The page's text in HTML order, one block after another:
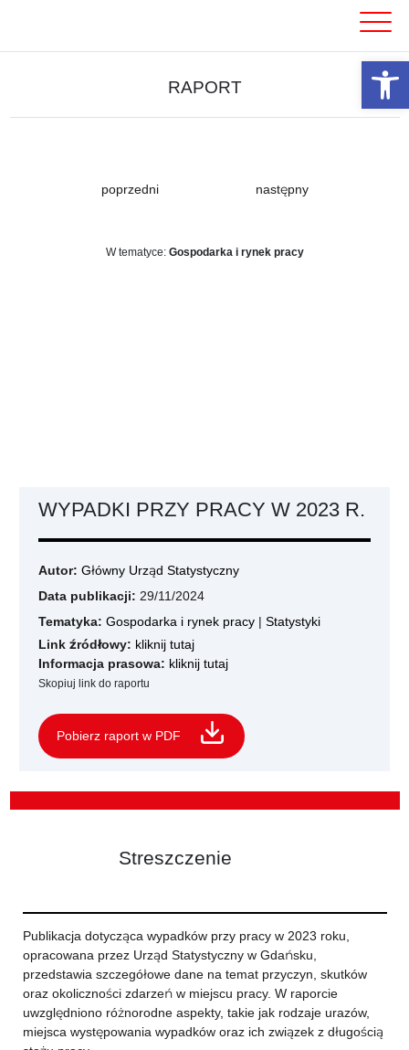
RAPORT
poprzedni następny
W tematyce: Gospodarka i rynek pracy
WYPADKI PRZY PRACY W 2023 R.
Autor: Główny Urząd Statystyczny
Data publikacji: 29/11/2024
Tematyka: Gospodarka i rynek pracy | Statystyki
Link źródłowy: kliknij tutaj
Informacja prasowa: kliknij tutaj
Skopiuj link do raportu
Pobierz raport w PDF
Streszczenie
Publikacja dotycząca wypadków przy pracy w 2023 roku,
opracowana przez Urząd Statystyczny w Gdańsku,
przedstawia szczegółowe dane na temat przyczyn, skutków
oraz okoliczności zdarzeń w miejscu pracy. W raporcie
uwzględniono różnorodne aspekty, takie jak rodzaje urazów,
miejsca występowania wypadków oraz ich związek z długością